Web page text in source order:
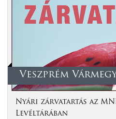
Veszprém
Nyári zárvatartás az
Levéltárában